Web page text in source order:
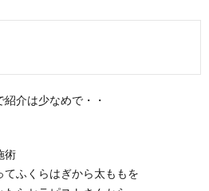
介は少なめで・・
術
ふくらはぎから太ももを